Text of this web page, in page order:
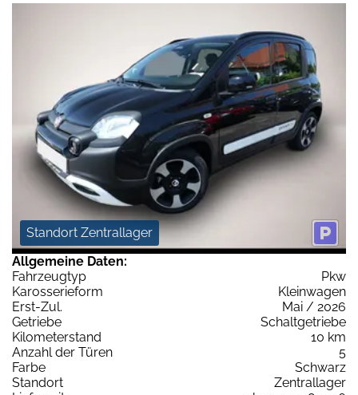
Standort Zentrallager
Allgemeine Daten:
Fahrzeugtyp
Pkw
Karosserieform
Kleinwagen
Erst-Zul.
Mai / 2026
Getriebe
Schaltgetriebe
Kilometerstand
10 km
Anzahl der Türen
5
Farbe
Schwarz
Standort
Zentrallager